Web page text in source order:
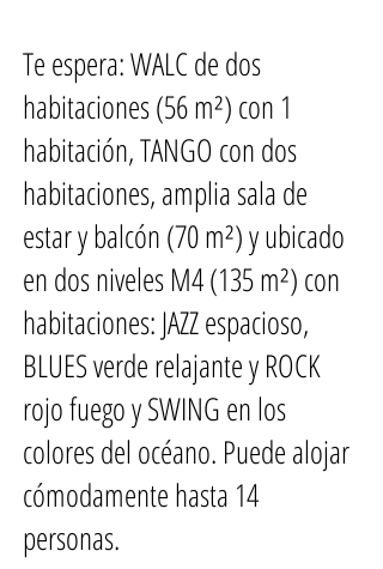
Te espera: WALC de dos
habitaciones (56 m²) con 1
habitación, TANGO con dos
habitaciones, amplia sala de
estar y balcón (70 m²) y ubicado
en dos niveles M4 (135 m²) con
habitaciones: JAZZ espacioso,
BLUES verde relajante y ROCK
rojo fuego y SWING en los
colores del océano. Puede alojar
cómodamente hasta 14
personas.